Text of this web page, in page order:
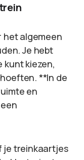
het algemeen
Je hebt
kunt kiezen,
**In de
en
je treinkaartjes